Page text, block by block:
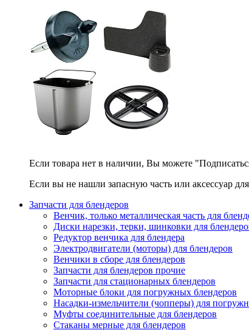
Если товара нет в наличии, Вы можете
Если вы не нашли запасную часть или аксессуар
Запчасти для блендеров
Венчик, только металлическая часть для
Диски нарезки, терки, шинковки для
Редуктор венчика для блендера
Электродвигатели (моторы) для блендеров
Венчики в сборе для блендеров
Запчасти для блендеров прочие
Запчасти для стационарных блендеров
Моторные блоки для погружных блендеров
Насадки-измельчители (чопперы) для
Муфты соединительные для блендеров
Стаканы мерные для блендеров